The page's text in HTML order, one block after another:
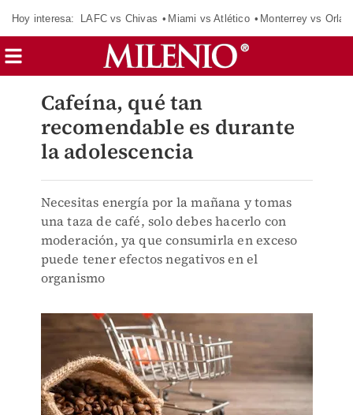
Hoy interesa: LAFC vs Chivas Miami vs Atlético Monterrey vs
Cafeína, qué tan
recomendable es durante
la adolescencia
Necesitas energía por la mañana y tomas
una taza de café, solo debes hacerlo con
moderación, ya que consumirla en exceso
puede tener efectos negativos en el
organismo